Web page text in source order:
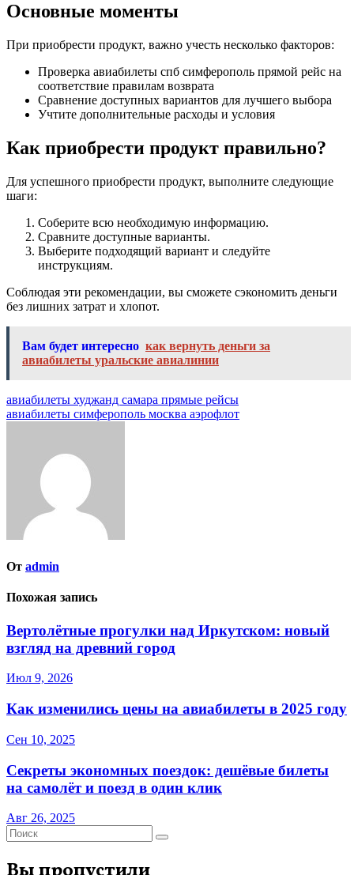
Основные моменты
При приобрести продукт, важно учесть несколько факторов:
Проверка авиабилеты спб симферополь прямой рейс на
соответствие правилам возврата
Сравнение доступных вариантов для лучшего выбора
Учтите дополнительные расходы и условия
Как приобрести продукт правильно?
Для успешного приобрести продукт, выполните следующие
шаги:
Соберите всю необходимую информацию.
Сравните доступные варианты.
Выберите подходящий вариант и следуйте
инструкциям.
Соблюдая эти рекомендации, вы сможете сэкономить деньги
без лишних затрат и хлопот.
Вам будет интересно как вернуть деньги за
авиабилеты уральские авиалинии
Навигация
по
авиабилеты худжанд самара прямые рейсы
авиабилеты симферополь москва аэрофлот
От admin
Похожая запись
Вертолётные прогулки над Иркутском: новый
взгляд на древний город
Июл 9, 2026
Как изменились цены на авиабилеты в 2025 году
Сен 10, 2025
Секреты экономных поездок: дешёвые билеты
на самолёт и поезд в один клик
Авг 26, 2025